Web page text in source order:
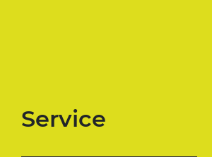
Service